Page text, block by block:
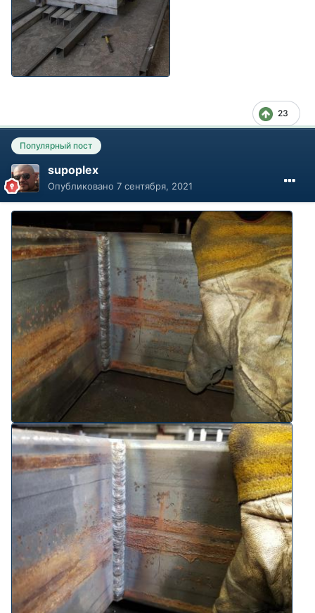
23
Популярный пост
supoplex
Опубликовано 7 сентября, 2021